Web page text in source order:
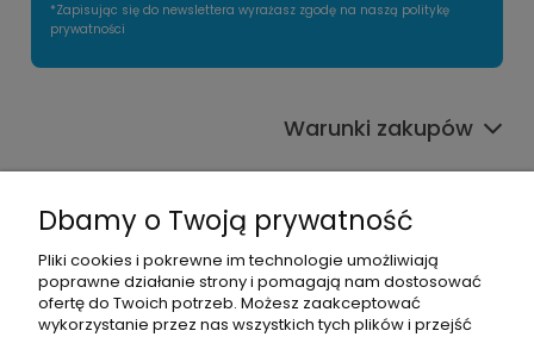
*Zapisując się do newslettera wyrażasz zgodę na naszą politykę
prywatności
Warunki zakupów
Informacje o sklepie
Moje konto
Pomoc
Dbamy o Twoją prywatność
Pliki cookies i pokrewne im technologie umożliwiają
poprawne działanie strony i pomagają nam dostosować
ofertę do Twoich potrzeb. Możesz zaakceptować
wykorzystanie przez nas wszystkich tych plików i przejść